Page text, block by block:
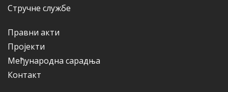
Стручне службе
Правни акти
Пројекти
Међународна сарадња
Контакт